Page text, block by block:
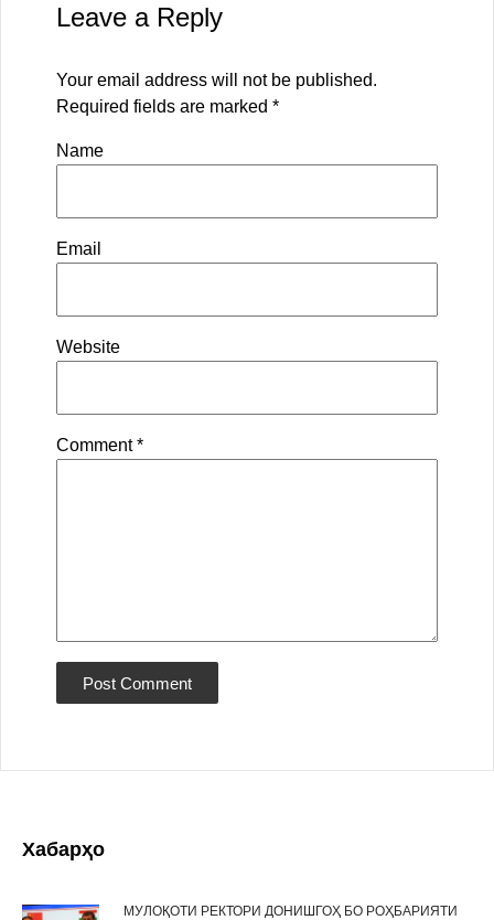
Leave a Reply
Your email address will not be published.
Required fields are marked *
Name
Email
Website
Comment*
Хабарҳо
МУЛОҚОТИ РЕКТОРИ ДОНИШГОҲ БО РОҲБАРИЯТИ